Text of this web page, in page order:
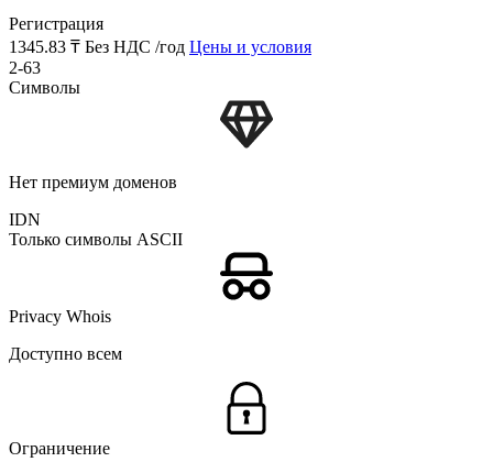
Регистрация
1345.83 ₸ Без НДС /год Цены и условия
2-63
Символы
Нет премиум доменов
IDN
Только символы ASCII
Privacy Whois
Доступно всем
Ограничение